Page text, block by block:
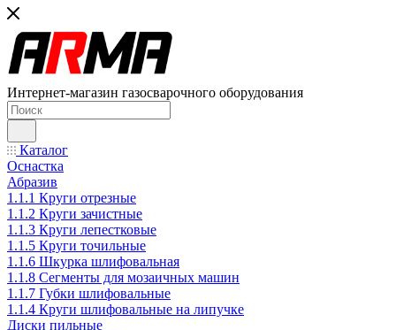
Интернет-магазин газосварочного оборудования
Каталог
Оснастка
Абразив
1.1.1 Круги отрезные
1.1.2 Круги зачистные
1.1.3 Круги лепестковые
1.1.5 Круги точильные
1.1.6 Шкурка шлифовальная
1.1.8 Сегменты для мозаичных машин
1.1.7 Губки шлифовальные
1.1.4 Круги шлифовальные на липучке
Диски пильные